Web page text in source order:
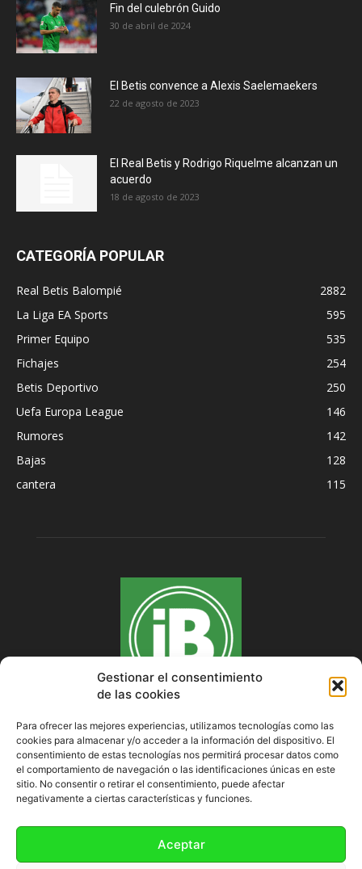
Gestionar el consentimiento
de las cookies
Para ofrecer las mejores experiencias, utilizamos tecnologías como las
cookies para almacenar y/o acceder a la información del dispositivo. El
consentimiento de estas tecnologías nos permitirá procesar datos como
el comportamiento de navegación o las identificaciones únicas en este
sitio. No consentir o retirar el consentimiento, puede afectar
negativamente a ciertas características y funciones.
Aceptar
Fin del culebrón Guido
30 de abril de 2024
El Betis convence a Alexis Saelemaekers
22 de agosto de 2023
El Real Betis y Rodrigo Riquelme alcanzan un
acuerdo
18 de agosto de 2023
CATEGORÍA POPULAR
Real Betis Balompié
2882
La Liga EA Sports
595
Primer Equipo
535
Fichajes
254
Betis Deportivo
250
Uefa Europa League
146
Rumores
142
Bajas
128
cantera
115
SOBRE NOSOTROS